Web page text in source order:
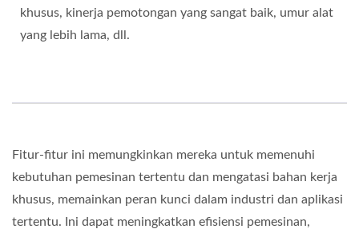
khusus, kinerja pemotongan yang sangat baik, umur alat
yang lebih lama, dll.
Fitur-fitur ini memungkinkan mereka untuk memenuhi
kebutuhan pemesinan tertentu dan mengatasi bahan kerja
khusus, memainkan peran kunci dalam industri dan aplikasi
tertentu. Ini dapat meningkatkan efisiensi pemesinan,